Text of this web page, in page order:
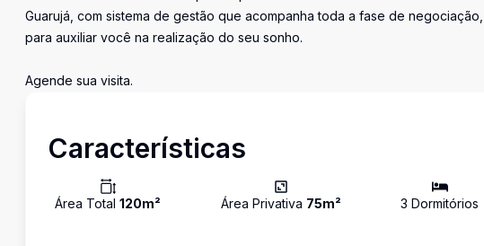
Guarujá, com sistema de gestão que acompanha toda a fase de
para auxiliar você na realização do seu sonho.
Agende sua visita.
Características
Área Total 120m² Área Privativa 75m² 3 Dormitórios